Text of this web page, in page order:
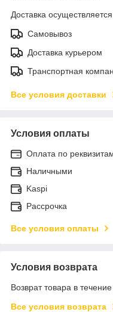
Доставка
Самовывоз
Доставка курьером
Транспортная
Все условия доставки
Условия оплаты
Оплата по
Наличными
Kaspi
Рассрочка
Все условия оплаты
Условия возврата
Возврат товара в
Все условия возврата